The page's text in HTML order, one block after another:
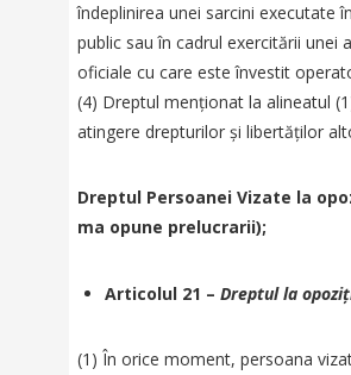
îndeplinirea unei sarcini executate
public sau în cadrul exercitării unei
oficiale cu care este învestit
(4) Dreptul menționat la alineatul
atingere drepturilor și libertăților
Dreptul Persoanei Vizate la
ma opune prelucrarii);
Articolul 21 –Dreptul la
(1) În orice moment, persoana